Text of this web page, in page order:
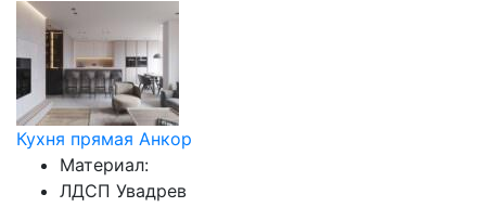
Кухня прямая Анкор
Материал:
ЛДСП Увадрев